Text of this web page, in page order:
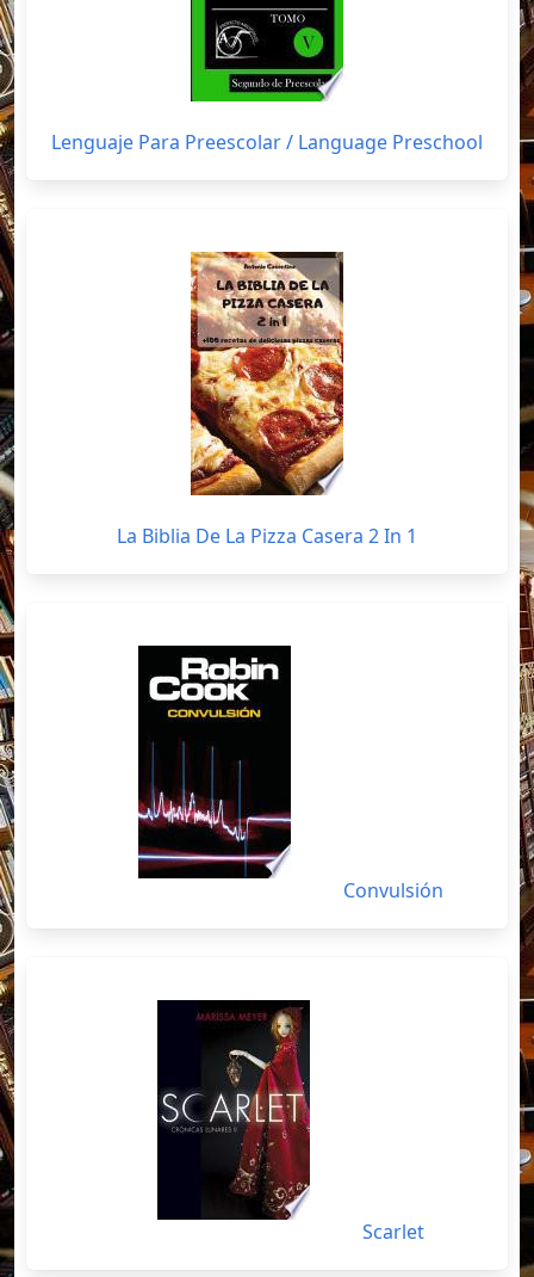
Lenguaje Para Preescolar / Language Preschool
La Biblia De La Pizza Casera 2 In 1
Convulsión
Scarlet